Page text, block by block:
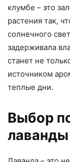
клумбе – это
растения так,
солнечного
задерживала
станет не
источником
теплые дни.
Выбор
лаванды